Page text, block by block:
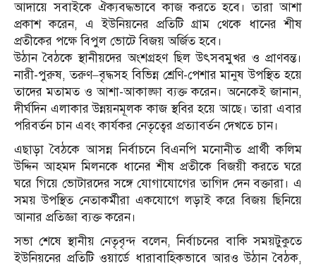
আদায়ে সবাইকে ঐক্যবদ্ধভাবে কাজ করতে হবে। তারা আশা
প্রকাশ করেন, এ ইউনিয়নের প্রতিটি গ্রাম থেকে ধানের শীষ
প্রতীকের পক্ষে বিপুল ভোটে বিজয় অর্জিত হবে।
উঠান বৈঠকে স্থানীয়দের অংশগ্রহণ ছিল উৎসবমুখর ও প্রাণবন্ত।
নারী-পুরুষ, তরুণ–বৃদ্ধসহ বিভিন্ন শ্রেণি-পেশার মানুষ উপস্থিত হয়ে
তাদের মতামত ও আশা-আকাঙ্ক্ষা ব্যক্ত করেন। অনেকেই জানান,
দীর্ঘদিন এলাকার উন্নয়নমূলক কাজ স্থবির হয়ে আছে। তারা এবার
পরিবর্তন চান এবং কার্যকর নেতৃত্বের প্রত্যাবর্তন দেখতে চান।
এছাড়া বৈঠকে আসন্ন নির্বাচনে বিএনপি মনোনীত প্রার্থী কলিম
উদ্দিন আহমদ মিলনকে ধানের শীষ প্রতীকে বিজয়ী করতে ঘরে
ঘরে গিয়ে ভোটারদের সঙ্গে যোগাযোগের তাগিদ দেন বক্তারা। এ
সময় উপস্থিত নেতাকর্মীরা একযোগে লড়াই করে বিজয় ছিনিয়ে
আনার প্রতিজ্ঞা ব্যক্ত করেন।
সভা শেষে স্থানীয় নেতৃবৃন্দ বলেন, নির্বাচনের বাকি সময়টুকুতে
ইউনিয়নের প্রতিটি ওয়ার্ডে ধারাবাহিকভাবে আরও উঠান বৈঠক,